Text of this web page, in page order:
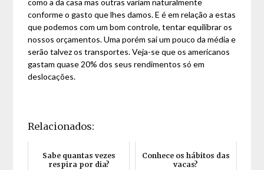
como a da casa mas outras variam naturalmente
conforme o gasto que lhes damos. E é em relação a estas
que podemos com um bom controle, tentar equilibrar os
nossos orçamentos. Uma porém sai um pouco da média e
serão talvez os transportes. Veja-se que os americanos
gastam quase 20% dos seus rendimentos só em
deslocações.
Relacionados:
Sabe quantas vezes
respira por dia?
Conhece os hábitos das
vacas?